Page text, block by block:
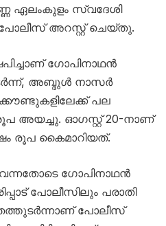
ഏലംകുളം സ്വദേശി
അറസ്റ്റ് ചെയ്തു.
ഗോപിനാഥൻ
അബ്ദുൾ നാസർ
പല
അയച്ചു. ഓഗസ്റ്റ് 20-നാണ്
രൂപ കൈമാറിയത്.
വന്നതോടെ ഗോപിനാഥൻ
പോലീസിലും പരാതി
പോലീസ്